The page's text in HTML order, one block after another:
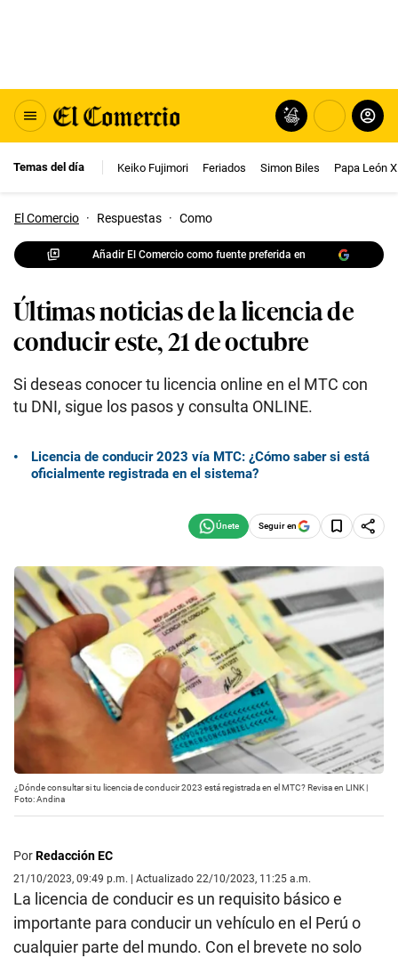
Temas del día Keiko Fujimori Feriados Simon Biles Papa León
El Comercio · Respuestas · Como
Añadir El Comercio como fuente preferida en
Últimas noticias de la licencia de
conducir este, 21 de octubre
Si deseas conocer tu licencia online en el MTC con
tu DNI, sigue los pasos y consulta ONLINE.
Licencia de conducir 2023 vía MTC: ¿Cómo saber si está
oficialmente registrada en el sistema?
Seguir en
¿Dónde consultar si tu licencia de conducir 2023 está registrada en el MTC? Revisa en LINK |
Foto: Andina
PorRedacción EC
21/10/2023, 09:49 p.m. | Actualizado 22/10/2023, 11:25 a.m.
La licencia de conducir es un requisito básico e
importante para conducir un vehículo en el Perú o
cualquier parte del mundo. Con el brevete no solo